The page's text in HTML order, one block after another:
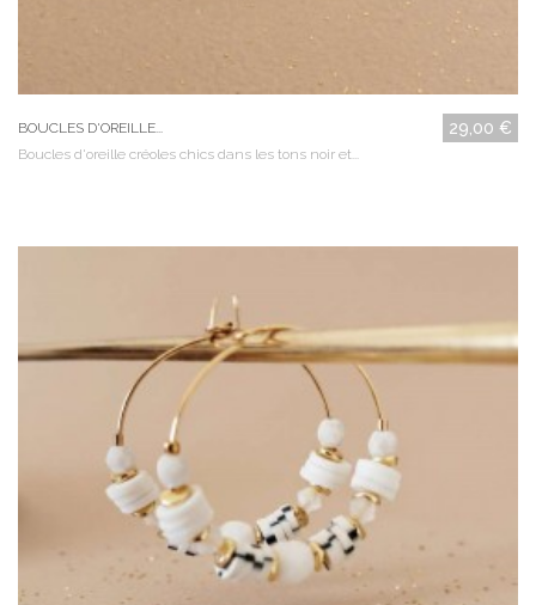
BOUCLES D'OREILLE... 29,00 €
Boucles d'oreille créoles chics dans les tons noir et...